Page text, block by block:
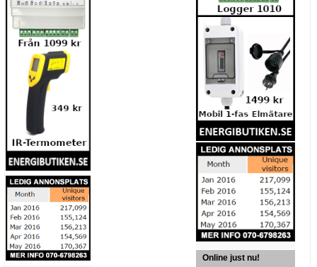
Online just nu!